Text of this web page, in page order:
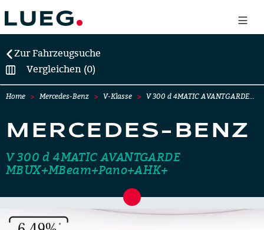
Zur Fahrzeugsuche
Vergleichen (0)
Home Mercedes-Benz V-Klasse V 300 d 4MATIC AVANTGARDE…
MERCEDES-BENZ
V 300 d 4MATIC AVANTGARDE
MBUX+MBeam+Pano+AHK+